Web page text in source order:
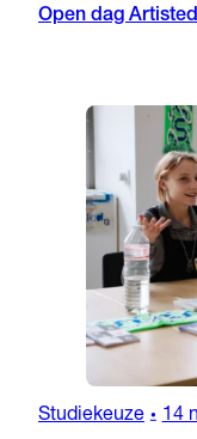
Open dag
Studiekeuze • 14